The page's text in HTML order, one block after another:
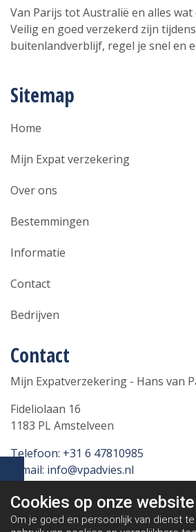
Van Parijs tot Australië en alles
Veilig en goed verzekerd zijn
buitenlandverblijf, regel je snel en
Sitemap
Home
Mijn Expat verzekering
Over ons
Bestemmingen
Informatie
Contact
Bedrijven
Contact
Mijn Expatverzekering - Hans van
Fideliolaan 16
1183 PL Amstelveen
Telefoon: +31 6 47810985
E-mail: info@vpadvies.nl
Cookies op onze website
Om je goed en persoonlijk van dienst te